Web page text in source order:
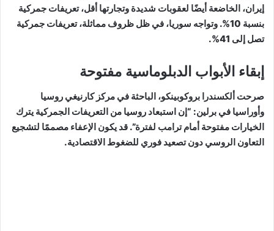
إيران، الخاضعة أيضًا لعقوبات شديدة وتجارتها أقل، تعريفات جمركية
بنسبة 10%. وتواجه سوريا، في ظل ظروف مماثلة، تعريفات جمركية
تصل إلى 41%.
إبقاء الأبواب الدبلوماسية مفتوحة
صرحت ألكسندرا بروكوبينكو، الباحثة في مركز كارنيغي روسيا
وأوراسيا في برلين: “إن استبعاد روسيا من التعريفات الجمركية يترك
الخيارات مفتوحة أمام ترامب لفترة”. قد يكون الإعفاء مصممًا لتشجيع
التعاون الروسي دون تصعيد فوري للضغوط الاقتصادية.